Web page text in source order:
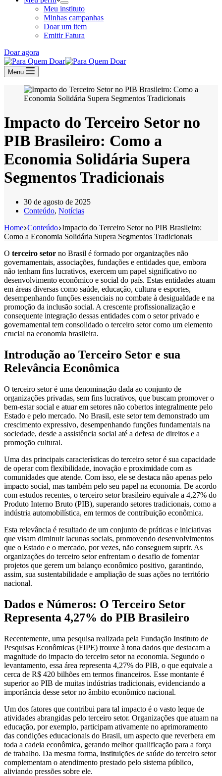
Meu instituto
Minhas campanhas
Doar um item
Emitir Fatura
Doar agora
Menu
Impacto do Terceiro Setor no
PIB Brasileiro: Como a
Economia Solidária Supera
Segmentos Tradicionais
30 de agosto de 2025
Conteúdo, Notícias
Home Conteúdo Impacto do Terceiro Setor no PIB Brasileiro:
Como a Economia Solidária Supera Segmentos Tradicionais
O terceiro setor no Brasil é formado por organizações não
governamentais, associações, fundações e entidades que, embora
não tenham fins lucrativos, exercem um papel significativo no
desenvolvimento econômico e social do país. Estas entidades atuam
em áreas diversas como saúde, educação, cultura e esportes,
desempenhando funções essenciais no combate à desigualdade e na
promoção da inclusão social. A crescente profissionalização e
consequente integração dessas entidades com o setor privado e
governamental tem consolidado o terceiro setor como um elemento
crucial na economia brasileira.
Introdução ao Terceiro Setor e sua
Relevância Econômica
O terceiro setor é uma denominação dada ao conjunto de
organizações privadas, sem fins lucrativos, que buscam promover o
bem-estar social e atuar em setores não cobertos integralmente pelo
Estado e pelo mercado. No Brasil, este setor tem demonstrado um
crescimento expressivo, desempenhando funções fundamentais na
sociedade, desde a assistência social até a defesa de direitos e a
promoção cultural.
Uma das principais características do terceiro setor é sua capacidade
de operar com flexibilidade, inovação e proximidade com as
comunidades que atende. Com isso, ele se destaca não apenas pelo
impacto social, mas também pelo seu papel na economia. De acordo
com estudos recentes, o terceiro setor brasileiro equivale a 4,27% do
Produto Interno Bruto (PIB), superando setores tradicionais, como a
indústria automobilística, em termos de contribuição econômica.
Esta relevância é resultado de um conjunto de práticas e iniciativas
que visam diminuir lacunas sociais, promovendo desenvolvimentos
que o Estado e o mercado, por vezes, não conseguem suprir. As
organizações do terceiro setor enfrentam o desafio de fomentar
projetos que gerem um balanço econômico positivo, garantindo,
assim, sua sustentabilidade e ampliação de suas ações no território
nacional.
Dados e Números: O Terceiro Setor
Representa 4,27% do PIB Brasileiro
Recentemente, uma pesquisa realizada pela Fundação Instituto de
Pesquisas Econômicas (FIPE) trouxe à tona dados que destacam a
magnitude do impacto do terceiro setor na economia. Segundo o
levantamento, essa área representa 4,27% do PIB, o que equivale a
cerca de R$ 420 bilhões em termos financeiros. Esse montante é
superior ao PIB de muitas indústrias tradicionais, evidenciando a
importância desse setor no âmbito econômico nacional.
Um dos fatores que contribui para tal impacto é o vasto leque de
atividades abrangidas pelo terceiro setor. Organizações que atuam na
educação, por exemplo, participam ativamente no aprimoramento
das condições educacionais do Brasil, um aspecto que reverbera em
toda a cadeia econômica, gerando melhor qualificação para a força
de trabalho. Da mesma forma, instituições de saúde do terceiro setor
complementam o atendimento prestado pelo sistema público,
aliviando pressões sobre ele.